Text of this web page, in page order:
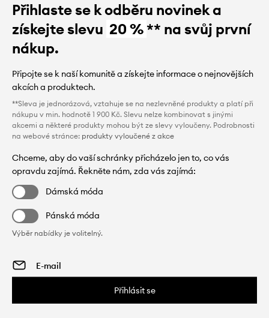
Přihlaste se k odběru novinek a
získejte slevu 20 %** na svůj první
nákup.
Připojte se k naší komunitě a získejte informace o nejnovějších
akcích a produktech.
**Sleva je jednorázová, vztahuje se na nezlevněné produkty a platí při
nákupu v min. hodnotě 1 900 Kč. Slevu nelze kombinovat s jinými
akcemi a některé produkty mohou být ze slevy vyloučeny. Podrobnosti
na webové stránce: produkty vyloučené z akce
Chceme, aby do vaší schránky přicházelo jen to, co vás
opravdu zajímá. Řekněte nám, zda vás zajímá:
Dámská móda
Pánská móda
Výběr nabídky je volitelný.
Přihlásit se